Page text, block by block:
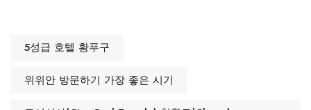
5성급 호텔 황푸구
위위안 방문하기 가장 좋은 시기